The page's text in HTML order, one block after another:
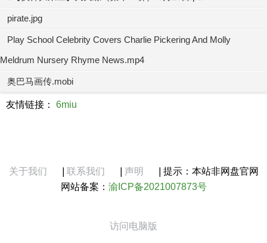
pirate.jpg
Play School Celebrity Covers Charlie Pickering And Molly
Meldrum Nursery Rhyme News.mp4
奥巴马画传.mobi
友情链接： 6miu
关于我们 联系我们 声明
提示：本站非网盘官网
网站备案： 渝ICP备2021007873号
访问电脑版